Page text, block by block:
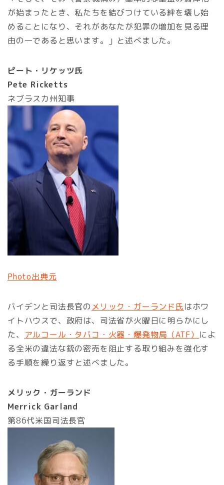
が始まったとき、私たちを結びつけている絆を壊し始
めることになり、それがあなたが犯罪の増加を見る理
由の一であると思います。」と述べました。
ピート・リケッツ氏
Pete Ricketts
ネブラスカ州知事
Photo出典元
バイデンと司法長官の メリック・ガーランド氏はホワ
イトハウスで、政府は、司法省が火曜日に明らかにし
た、
アルコール・タバコ・火器・爆発物局（ATF） によ
る全米の違法な銃の密売を阻止する取り組みを強化す
る手順を繰り返すと述べました。
メリック・ガーランド
Merrick Garland
第86代米国司法長官